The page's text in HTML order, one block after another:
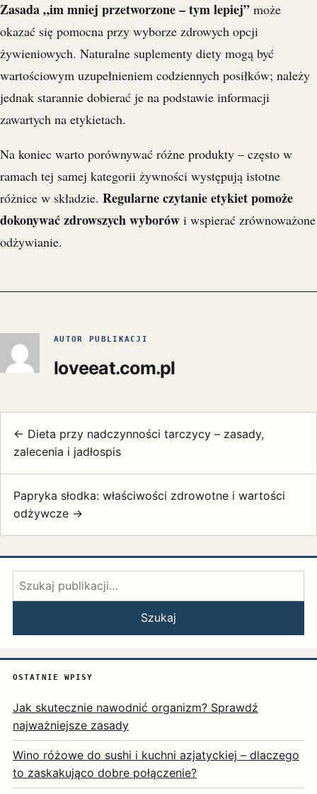
Zasada „im mniej przetworzone – tym lepiej” może
okazać się pomocna przy wyborze zdrowych opcji
żywieniowych. Naturalne suplementy diety mogą być
wartościowym uzupełnieniem codziennych posiłków; należy
jednak starannie dobierać je na podstawie informacji
zawartych na etykietach.
Na koniec warto porównywać różne produkty – często w
ramach tej samej kategorii żywności występują istotne
różnice w składzie. Regularne czytanie etykiet pomoże
dokonywać zdrowszych wyborów i wspierać zrównoważone
odżywianie.
AUTOR PUBLIKACJI
loveeat.com.pl
← Dieta przy nadczynności tarczycy – zasady,
zalecenia i jadłospis
Papryka słodka: właściwości zdrowotne i wartości
odżywcze →
Szukaj:
Szukaj
OSTATNIE WPISY
Jak skutecznie nawodnić organizm? Sprawdź
najważniejsze zasady
Wino różowe do sushi i kuchni azjatyckiej – dlaczego
to zaskakująco dobre połączenie?